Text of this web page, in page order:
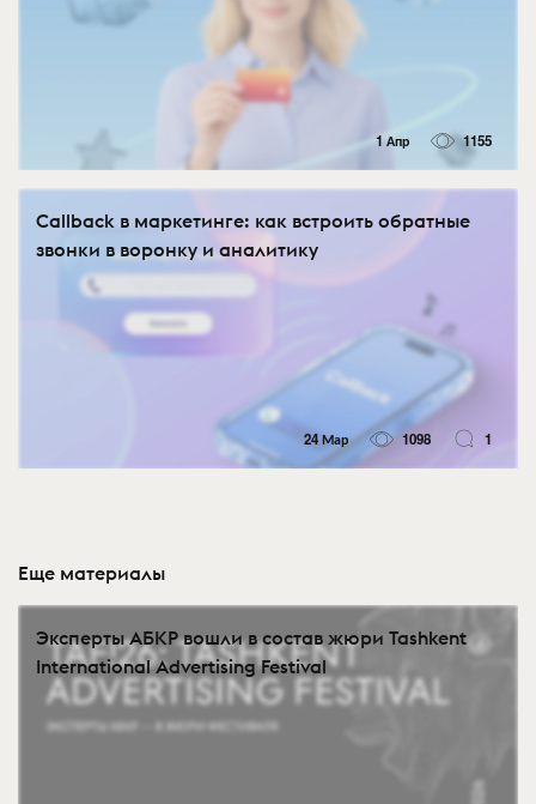
1 Апр 1155
Callback в маркетинге: как встроить обратные
звонки в воронку и аналитику
24 Мар 1098 1
Еще материалы
Эксперты АБКР вошли в состав жюри Tashkent
International Advertising Festival